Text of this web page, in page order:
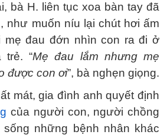
bà H. liên tục xoa bàn tay đã
như muốn níu lại chút hơi ấm
mẹ đau đớn nhìn con ra đi ở
trẻ. “Mẹ đau lắm nhưng mẹ
được con ơi”, bà nghẹn giọng.
mát, gia đình anh quyết định
của người con, người chồng
những bệnh nhân khác